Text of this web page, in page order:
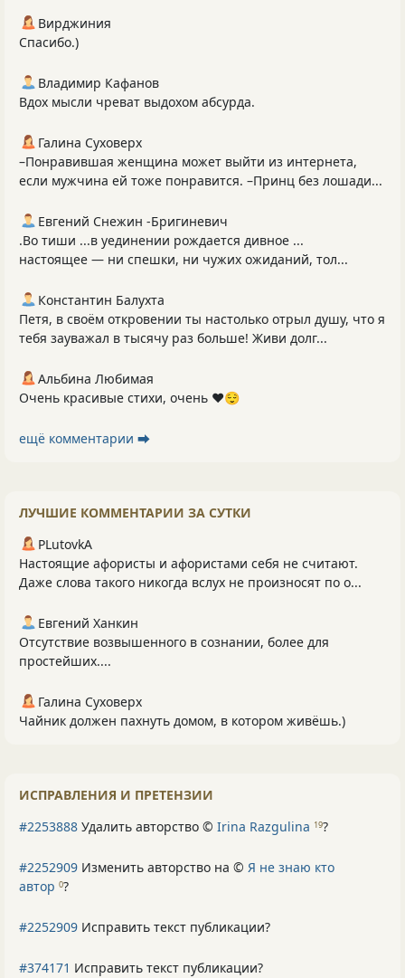
Вирджиния
Спасибо.)
Владимир Кафанов
Вдох мысли чреват выдохом абсурда.
Галина Суховерх
–Понравившая женщина может выйти из интернета,
если мужчина ей тоже понравится. –Принц без лошади...
Евгений Снежин -Бригиневич
.Во тиши ...в уединении рождается дивное ...
настоящее — ни спешки, ни чужих ожиданий, тол...
Константин Балухта
Петя, в своём откровении ты настолько отрыл душу, что я
тебя зауважал в тысячу раз больше! Живи долг...
Альбина Любимая
Очень красивые стихи, очень ❤️😌
ещё комментарии ⮕
ЛУЧШИЕ КОММЕНТАРИИ ЗА СУТКИ
PLutоvkА
Настоящие афористы и афористами себя не считают.
Даже слова такого никогда вслух не произносят по о...
Евгений Ханкин
Отсутствие возвышенного в сознании, более для
простейших....
Галина Суховерх
Чайник должен пахнуть домом, в котором живёшь.)
ИСПРАВЛЕНИЯ И ПРЕТЕНЗИИ
#2253888 Удалить авторство © Irina Razgulina 19?
#2252909 Изменить авторство на © Я не знаю кто
автор 0?
#2252909 Исправить текст публикации?
#374171 Исправить текст публикации?